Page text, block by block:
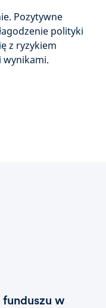
Pozytywne
polityki
z ryzykiem
wynikami.
w